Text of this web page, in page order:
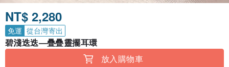
NT$ 2,280
免運 從台灣寄出
碧淺迭迭—疊疊靈擺耳環
放入購物車